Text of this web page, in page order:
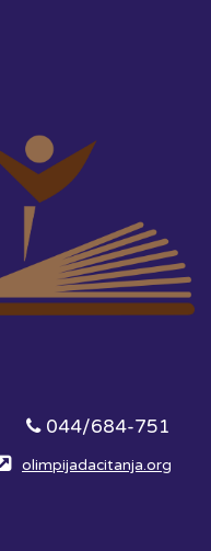
044/684-751
olimpijadacitanja.org